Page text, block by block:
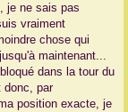
je ne sais pas
vraiment
chose qui
maintenant...
dans la tour du
donc, par
position exacte, je